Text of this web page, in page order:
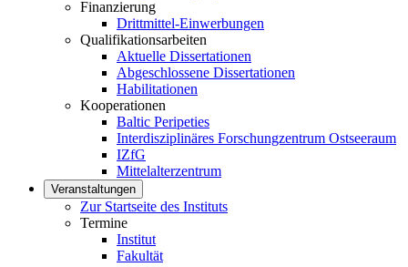
Finanzierung
Drittmittel-Einwerbungen
Qualifikationsarbeiten
Aktuelle Dissertationen
Abgeschlossene Dissertationen
Habilitationen
Kooperationen
Baltic Peripeties
Interdisziplinäres Forschungzentrum Ostseeraum
IZfG
Mittelalterzentrum
Veranstaltungen
Zur Startseite des Instituts
Termine
Institut
Fakultät